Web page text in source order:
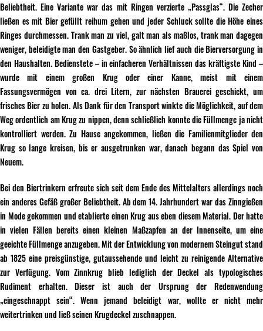
Beliebtheit. Eine Variante war das mit Ringen verzierte „Passglas“. Die Zecher
ließen es mit Bier gefüllt reihum gehen und jeder Schluck sollte die Höhe eines
Ringes durchmessen. Trank man zu viel, galt man als maßlos, trank man dagegen
weniger, beleidigte man den Gastgeber. So ähnlich lief auch die Bierversorgung in
den Haushalten. Bedienstete – in einfacheren Verhältnissen das kräftigste Kind –
wurde mit einem großen Krug oder einer Kanne, meist mit einem
Fassungsvermögen von ca. drei Litern, zur nächsten Brauerei geschickt, um
frisches Bier zu holen. Als Dank für den Transport winkte die Möglichkeit, auf dem
Weg ordentlich am Krug zu nippen, denn schließlich konnte die Füllmenge ja nicht
kontrolliert werden. Zu Hause angekommen, ließen die Familienmitglieder den
Krug so lange kreisen, bis er ausgetrunken war, danach begann das Spiel von
Neuem.
Bei den Biertrinkern erfreute sich seit dem Ende des Mittelalters allerdings noch
ein anderes Gefäß großer Beliebtheit. Ab dem 14. Jahrhundert war das Zinngießen
in Mode gekommen und etablierte einen Krug aus eben diesem Material. Der hatte
in vielen Fällen bereits einen kleinen Maßzapfen an der Innenseite, um eine
geeichte Füllmenge anzugeben. Mit der Entwicklung von modernem Steingut stand
ab 1825 eine preisgünstige, gutaussehende und leicht zu reinigende Alternative
zur Verfügung. Vom Zinnkrug blieb lediglich der Deckel als typologisches
Rudiment erhalten. Dieser ist auch der Ursprung der Redenwendung
„eingeschnappt sein“. Wenn jemand beleidigt war, wollte er nicht mehr
weitertrinken und ließ seinen Krugdeckel zuschnappen.